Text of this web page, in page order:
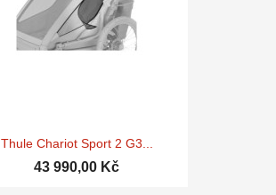
Thule Chariot Sport 2 G3...
43 990,00 Kč